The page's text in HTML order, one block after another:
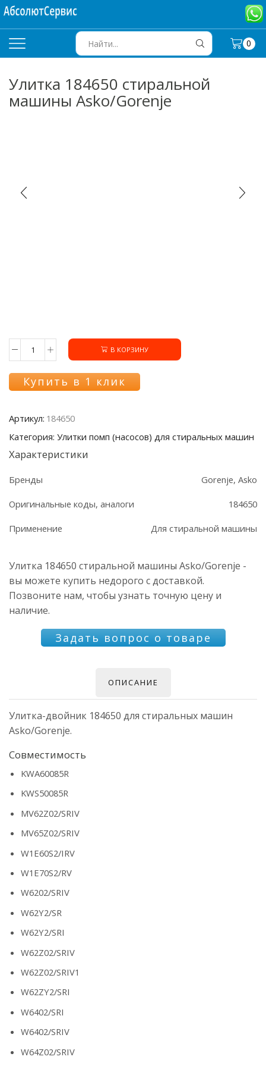
INPUT
0
Улитка 184650 стиральной
машины Asko/Gorenje
Количество
товара
Улитка
184650
Asko/Gorenje
В КОРЗИНУ
Купить в 1 клик
Артикул: 184650
Категория: Улитки помп (насосов) для стиральных машин
Характеристики
Бренды Gorenje, Asko
Оригинальные коды, аналоги 184650
Применение Для стиральной машины
Улитка 184650 стиральной машины Asko/Gorenje -
вы можете купить недорого с доставкой.
Позвоните нам, чтобы узнать точную цену и
наличие.
Задать вопрос о товаре
ОПИСАНИЕ
Улитка-двойник 184650 для стиральных машин
Asko/Gorenje.
Совместимость
KWA60085R
KWS50085R
MV62Z02/SRIV
MV65Z02/SRIV
W1E60S2/IRV
W1E70S2/RV
W6202/SRIV
W62Y2/SR
W62Y2/SRI
W62Z02/SRIV
W62Z02/SRIV1
W62ZY2/SRI
W6402/SRI
W6402/SRIV
W64Z02/SRIV